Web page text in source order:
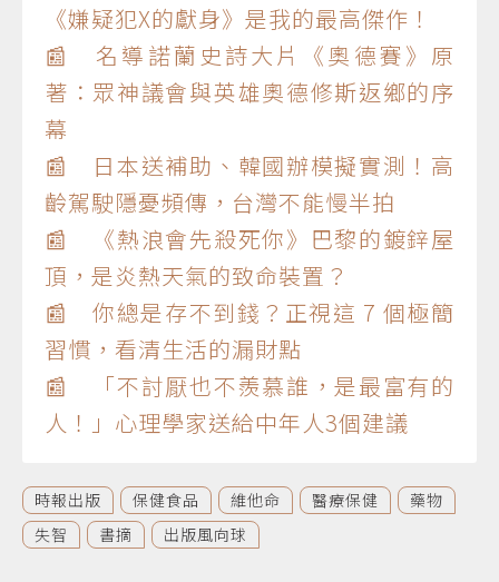
《嫌疑犯X的獻身》是我的最高傑作！
📰 名導諾蘭史詩大片《奧德賽》原
著：眾神議會與英雄奧德修斯返鄉的序
幕
📰 日本送補助、韓國辦模擬實測！高
齡駕駛隱憂頻傳，台灣不能慢半拍
📰 《熱浪會先殺死你》巴黎的鍍鋅屋
頂，是炎熱天氣的致命裝置？
📰 你總是存不到錢？正視這 7 個極簡
習慣，看清生活的漏財點
📰 「不討厭也不羨慕誰，是最富有的
人！」心理學家送給中年人3個建議
時報出版 保健食品 維他命 醫療保健
藥物
失智
書摘 出版風向球